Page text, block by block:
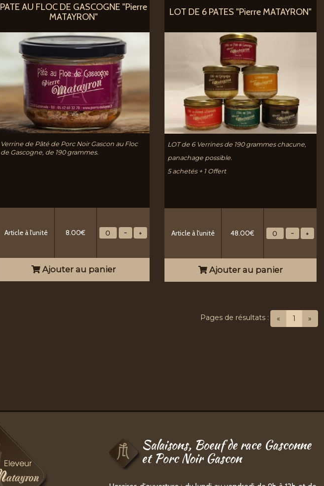
PATE AU FLOC DE GASCOGNE "Pierre
MATAYRON"
Verrine de Pâté de Porc Noir Gascon au Floc
de Gascogne, de 190 grammes.
Article à l'unité 8.00€
Ajouter au panier
LOT DE 6 PATES "Pierre MATAYRON"
LOT de 6 Verrines de 190 grammes chacune,
panachage possible.
5 achetés + 1 Offert
Article à l'unité 48.00€
Ajouter au panier
« 1 »
Pages de résultats :
Salaisons, Boeuf de race Gasconne
et Porc Noir Gascon